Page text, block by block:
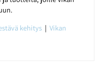
kehitys | Vikan